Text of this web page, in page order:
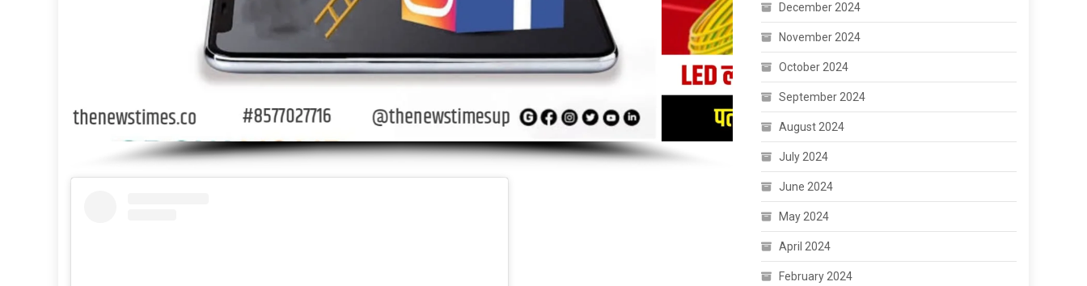
December 2024
November 2024
October 2024
September 2024
August 2024
July 2024
June 2024
May 2024
April 2024
February 2024